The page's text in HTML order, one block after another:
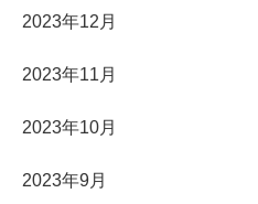
2023年12月
2023年11月
2023年10月
2023年9月